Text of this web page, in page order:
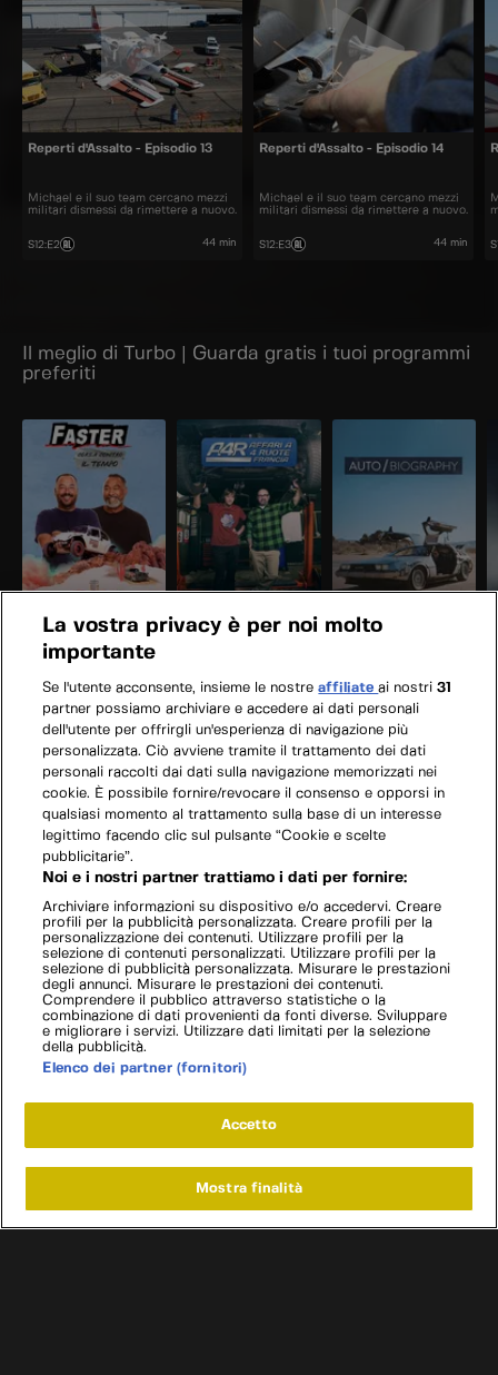
Reperti d'Assalto - Episodio 13
Michael e il suo team cercano mezzi
militari dismessi da rimettere a nuovo.
S12: E2 44 min
Reperti d'Assalto - Episodio 14
Michael e il suo team cercano mezzi
militari dismessi da rimettere a nuovo.
S12: E3 44 min
Il meglio di Turbo | Guarda gratis i tuoi programmi
preferiti
La vostra privacy è per noi molto
importante
Se l'utente acconsente, insieme le nostreaffiliateai nostri31
partner possiamo archiviare e accedere ai dati personali
dell'utente per offrirgli un'esperienza di navigazione più
personalizzata. Ciò avviene tramite il trattamento dei dati
personali raccolti dai dati sulla navigazione memorizzati nei
cookie. È possibile fornire/revocare il consenso e opporsi in
qualsiasi momento al trattamento sulla base di un interesse
legittimo facendo clic sul pulsante “Cookie e scelte
pubblicitarie”.
Noi e i nostri partner trattiamo i dati per fornire:
Archiviare informazioni su dispositivo e/o accedervi. Creare
profili per la pubblicità personalizzata. Creare profili per la
personalizzazione dei contenuti. Utilizzare profili per la
selezione di contenuti personalizzati. Utilizzare profili per la
selezione di pubblicità personalizzata. Misurare le prestazioni
degli annunci. Misurare le prestazioni dei contenuti.
Comprendere il pubblico attraverso statistiche o la
combinazione di dati provenienti da fonti diverse. Sviluppare
e migliorare i servizi. Utilizzare dati limitati per la selezione
della pubblicità.
Elenco dei partner (fornitori)
Accetto
Mostra finalità